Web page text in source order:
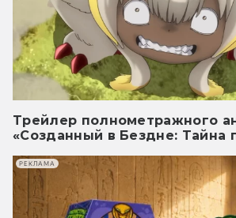
Трейлер полнометражного
«Созданный в Бездне: Тайна
РЕКЛАМА